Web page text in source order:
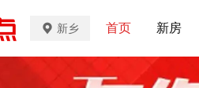
新乡 首页 新房